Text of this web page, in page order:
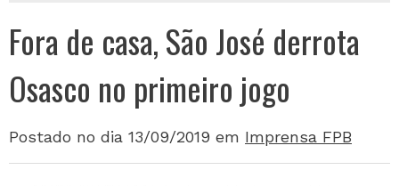
Fora de casa, São José derrota
Osasco no primeiro jogo
Postado no dia 13/09/2019 em Imprensa FPB